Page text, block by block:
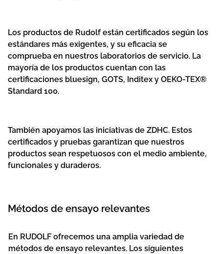
Los productos de Rudolf están certificados según los
estándares más exigentes, y su eficacia se
comprueba en nuestros laboratorios de servicio. La
mayoría de los productos cuentan con las
certificaciones bluesign, GOTS, Inditex y OEKO-TEX®
Standard 100.
También apoyamos las iniciativas de ZDHC. Estos
certificados y pruebas garantizan que nuestros
productos sean respetuosos con el medio ambiente,
funcionales y duraderos.
Métodos de ensayo relevantes
En RUDOLF ofrecemos una amplia variedad de
métodos de ensayo relevantes. Los siguientes